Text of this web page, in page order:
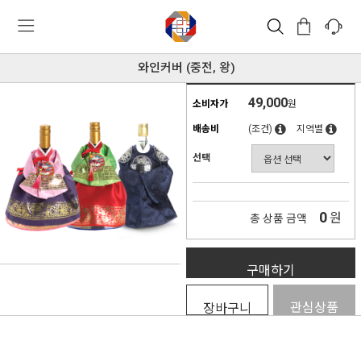
와인커버 (중전, 왕)
소비자가 49,000원
배송비 (조건) 지역별
선택
총 상품 금액 0 원
구매하기
장바구니 관심상품